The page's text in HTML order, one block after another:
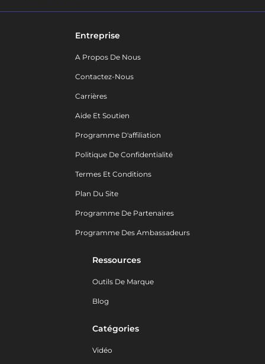
Entreprise
A Propos De Nous
Contactez-Nous
Carrières
Aide Et Soutien
Programme D'affiliation
Politique De Confidentialité
Termes Et Conditions
Plan Du Site
Programme De Partenaires
Programme Des Ambassadeurs
Ressources
Outils De Marque
Blog
Catégories
Vidéo